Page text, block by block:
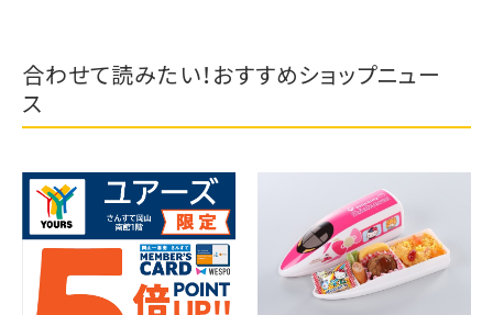
合わせて読みたい！おすすめショップニュー
ス